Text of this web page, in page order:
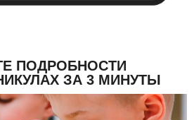
ПОДРОБНОСТИ
ЗА 3 МИНУТЫ